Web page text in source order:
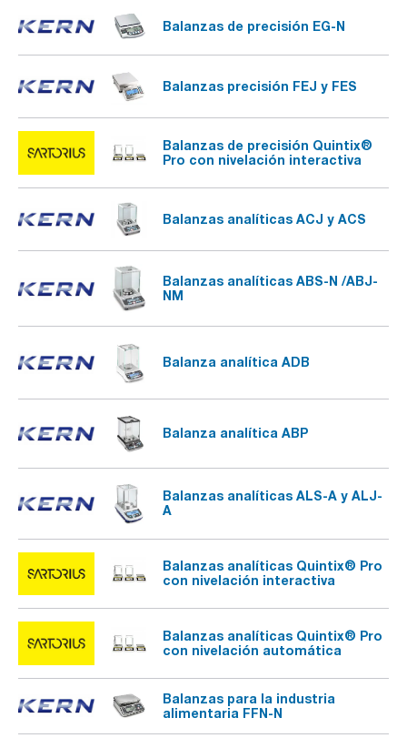
Balanzas de precisión EG-N
Balanzas precisión FEJ y FES
Balanzas de precisión Quintix®
Pro con nivelación interactiva
Balanzas analíticas ACJ y ACS
Balanzas analíticas ABS-N /ABJ-
NM
Balanza analítica ADB
Balanza analítica ABP
Balanzas analíticas ALS-A y ALJ-
A
Balanzas analíticas Quintix® Pro
con nivelación interactiva
Balanzas analíticas Quintix® Pro
con nivelación automática
Balanzas para la industria
alimentaria FFN-N